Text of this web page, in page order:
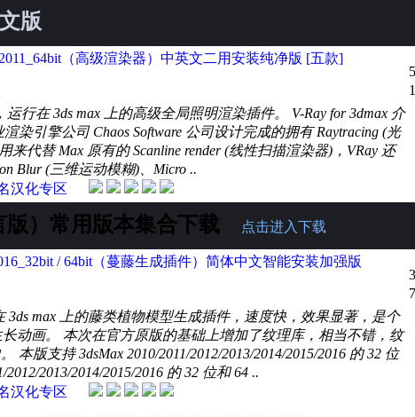
版
2011_64bit（高级渲染器）中英文二用安装纯净版 [五款]
行在 3ds max 上的高级全局照明渲染插件。 V-Ray for 3dmax 介
染引擎公司 Chaos Software 公司设计完成的拥有 Raytracing (光
代替 Max 原有的 Scanline render (线性扫描渲染器)，VRay 还
Blur (三维运动模糊)、Micro ..
汉化专区
版）常用版本集合下载 点击进入下载
/ 64bit（蔓藤生成插件）简体中文智能安装加强版
3ds max 上的藤类植物模型生成插件，速度快，效果显著，是个
动画。 本次在官方原版的基础上增加了纹理库，相当不错，纹
本版支持 3dsMax 2010/2011/2012/2013/2014/2015/2016 的 32 位
2013/2014/2015/2016 的 32 位和 64 ..
汉化专区